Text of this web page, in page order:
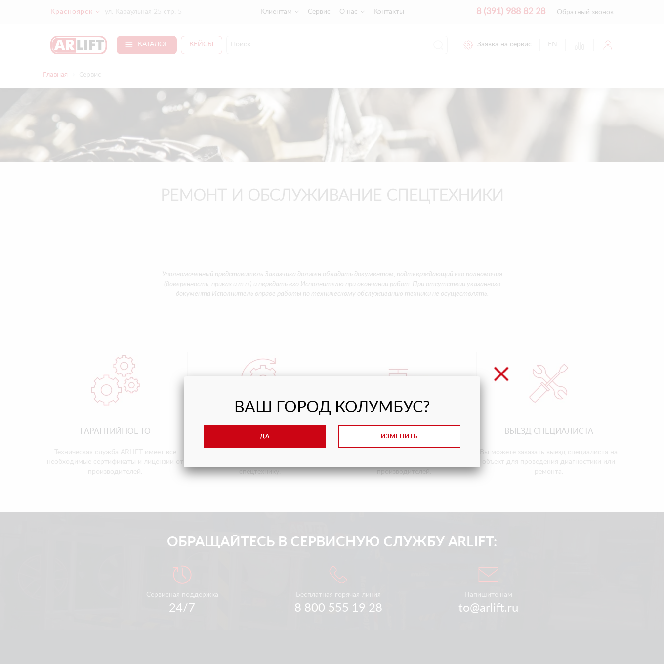
Красноярск ул. Караульная 25 стр. 5 Клиентам Сервис О нас Контакты 8 (391) 988 82 28 Обратный звонок
КАТАЛОГ КЕЙСЫ Заявка на сервис EN
Главная Сервис
РЕМОНТ И ОБСЛУЖИВАНИЕ СПЕЦТЕХНИКИ
Уполномоченный представитель Заказчика должен обладать документом, подтверждающий его полномочия
(доверенность, приказ и т.п.) и передать его Исполнителю при окончании работ. При отсутствии указанного
документа Исполнитель вправе работы по техническому обслуживанию техники не осуществлять.
ГАРАНТИЙНОЕ ТО
Техническая служба ARLIFT имеет все
необходимые сертификаты и лицензии от
производителей.
спецтехнику.
производителей.
ВЫЕЗД СПЕЦИАЛИСТА
Вы можете заказать выезд специалиста на
объект для проведения диагностики или
ремонта.
ОБРАЩАЙТЕСЬ В СЕРВИСНУЮ СЛУЖБУ ARLIFT:
Сервисная поддержка
24/7
Бесплатная горячая линия
8 800 555 19 28
Напишите нам
to@arlift.ru
ВАШ ГОРОД КОЛУМБУС?
ДА ИЗМЕНИТЬ